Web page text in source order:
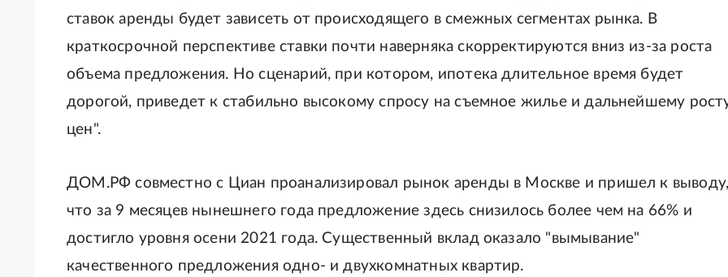
ставок аренды будет зависеть от происходящего в смежных сегментах рынка. В
краткосрочной перспективе ставки почти наверняка скорректируются вниз из-за роста
объема предложения. Но сценарий, при котором, ипотека длительное время будет
дорогой, приведет к стабильно высокому спросу на съемное жилье и дальнейшему
цен".
ДОМ.РФ совместно с Циан проанализировал рынок аренды в Москве и пришел к выводу,
что за 9 месяцев нынешнего года предложение здесь снизилось более чем на 66% и
достигло уровня осени 2021 года. Существенный вклад оказало "вымывание"
качественного предложения одно- и двухкомнатных квартир.